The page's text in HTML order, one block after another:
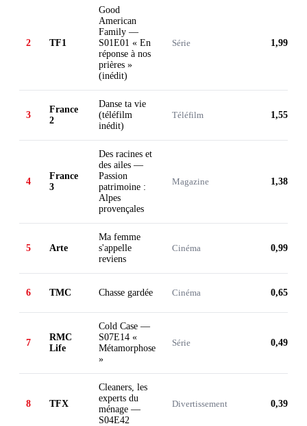
2 TF1
Good
American
Family —
S01E01 « En
réponse à nos
prières »
(inédit)
Série 1,99 M
3
France
2
Danse ta vie
(téléfilm
inédit)
Téléfilm 1,55 M
4
France
3
Des racines et
des ailes —
Passion
patrimoine :
Alpes
provençales
Magazine 1,38 M
5 Arte
Ma femme
s'appelle
reviens
Cinéma 0,99 M
6 TMC Chasse gardée Cinéma 0,65 M
7
RMC
Life
Cold Case —
S07E14 «
Métamorphose
»
Série 0,49 M
8 TFX
Cleaners, les
experts du
ménage —
S04E42
Divertissement 0,39 M